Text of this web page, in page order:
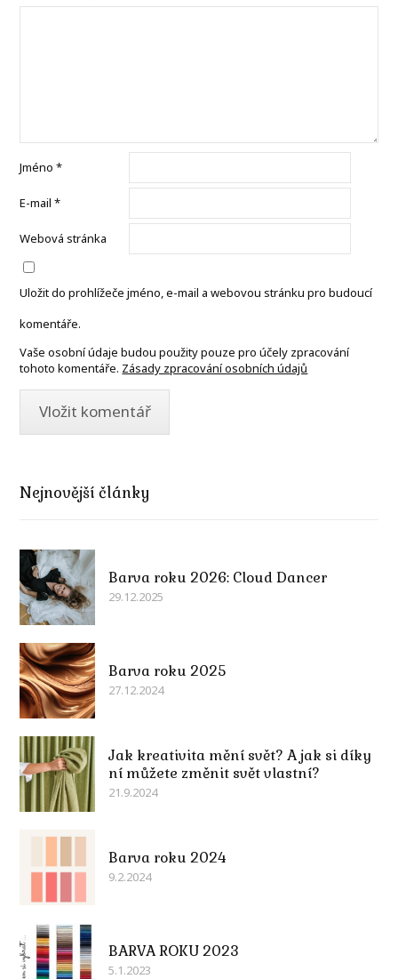
Jméno*
E-mail*
Webová stránka
Uložit do prohlížeče jméno, e-mail a webovou stránku pro budoucí
komentáře.
Vaše osobní údaje budou použity pouze pro účely zpracování
tohoto komentáře. Zásady zpracování osobních údajů
Nejnovější články
Barva roku 2026: Cloud Dancer
29.12.2025
Barva roku 2025
27.12.2024
Jak kreativita mění svět? A jak si díky
ní můžete změnit svět vlastní?
21.9.2024
Barva roku 2024
9.2.2024
BARVA ROKU 2023
5.1.2023